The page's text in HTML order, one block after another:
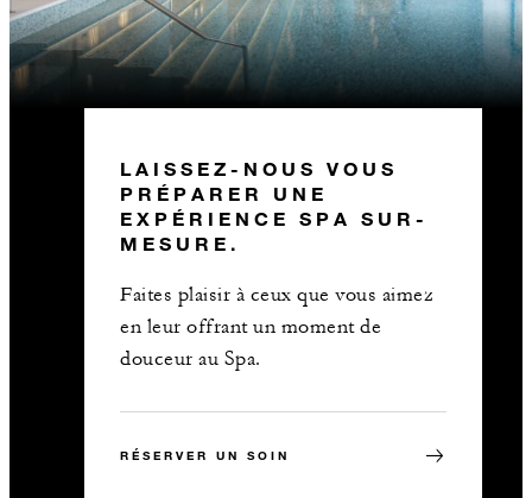
LAISSEZ-NOUS VOUS
PRÉPARER UNE
EXPÉRIENCE SPA SUR-
MESURE.
Faites plaisir à ceux que vous aimez
en leur offrant un moment de
douceur au Spa.
RÉSERVER UN SOIN